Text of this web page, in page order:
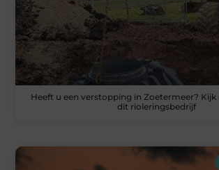
Heeft u een verstopping in Zoetermeer? Kijk
dit rioleringsbedrijf